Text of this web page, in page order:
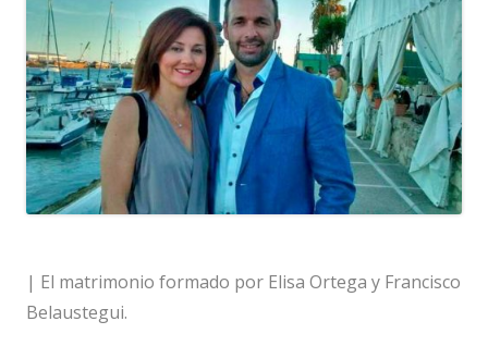
| El matrimonio formado por Elisa Ortega y Francisco
Belaustegui.